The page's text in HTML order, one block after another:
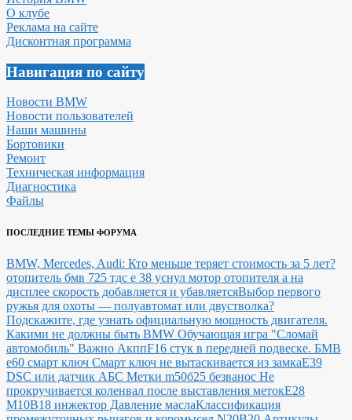
О клубе
Реклама на сайте
Дисконтная программа
Навигация по сайту
Новости BMW
Новости пользователей
Наши машины
Бортовики
Ремонт
Техническая информация
Диагностика
Файлы
ПОСЛЕДНИЕ ТЕМЫ ФОРУМА
BMW, Mercedes, Audi: Кто меньше теряет стоимость за 5 лет?
отопитель бмв 725 тдс е 38 уснул мотор отопителя а на
дисплее скорость добавляется и убавляетсяВыбор первого
ружья для охоты — полуавтомат или двустволка?
Подскажите, где узнать официальную мощность двигателя.
Какими не должны быть BMW Обучающая игра "Сломай
автомобиль" Важно АкппF16 стук в передней подвеске. БМВ
е60 смарт ключ Смарт ключ не вытаскивается из замкаE39
DSC или датчик АБС Метки m50б25 безванос Не
прокручивается коленвал после выставления метокЕ28
М10В18 инжектор Давление маслаКлассификация